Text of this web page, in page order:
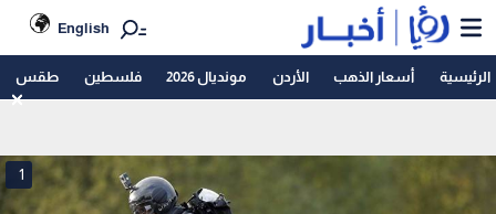
English
الرئيسية أسعار الذهب الأردن مونديال 2026 فلسطين طقس
1